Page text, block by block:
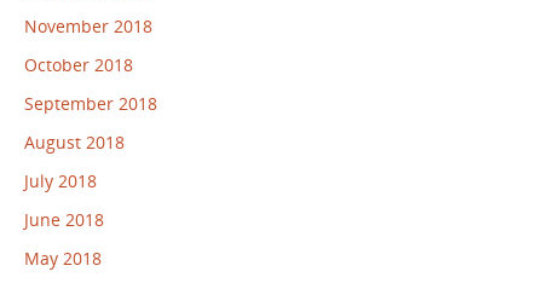
November 2018
October 2018
September 2018
August 2018
July 2018
June 2018
May 2018